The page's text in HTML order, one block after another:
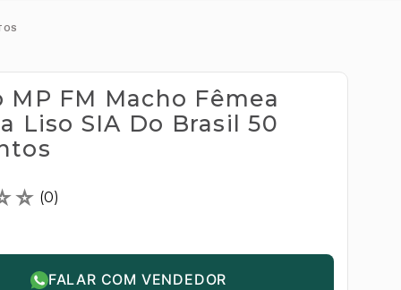
MP FM Macho Fêmea
Liso SIA Do Brasil 50
☆ (0)
FALAR COM VENDEDOR